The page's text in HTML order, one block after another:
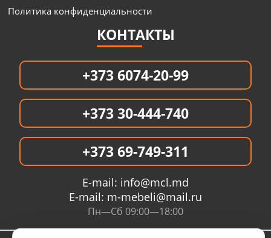
Политика конфиденциальности
КОНТАКТЫ
+373 6074-20-99
+373 30-444-740
+373 69-749-311
E-mail: info@mcl.md
E-mail: m-mebeli@mail.ru
Пн—Сб 09:00—18:00